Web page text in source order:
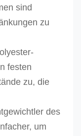
sind
zu
festen
zu, die
des
um